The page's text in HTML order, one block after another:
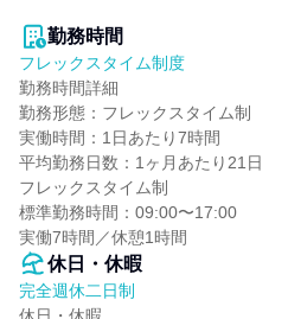
勤務時間
フレックスタイム制度
勤務時間詳細
勤務形態：フレックスタイム制
実働時間：1日あたり7時間
平均勤務日数：1ヶ月あたり21日
フレックスタイム制
標準勤務時間：09:00〜17:00
実働7時間／休憩1時間
休日・休暇
完全週休二日制